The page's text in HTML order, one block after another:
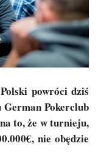
powróci dziś
Pokerclub
to, że w turnieju,
nie obędzie